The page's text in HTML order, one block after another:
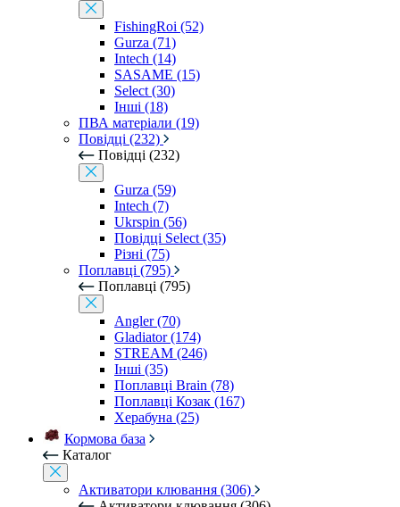
FishingRoi (52)
Gurza (71)
Intech (14)
SASAME (15)
Select (30)
Інші (18)
ПВА матеріали (19)
Повідці (232)
Повідці (232)
Gurza (59)
Intech (7)
Ukrspin (56)
Повідці Select (35)
Різні (75)
Поплавці (795)
Поплавці (795)
Angler (70)
Gladiator (174)
STREAM (246)
Інші (35)
Поплавці Brain (78)
Поплавці Козак (167)
Херабуна (25)
Кормова база
Каталог
Активатори клювання (306)